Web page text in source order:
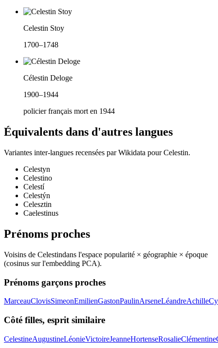
Celestin Stoy
1700–1748
Célestin Deloge
1900–1944
policier français mort en 1944
Équivalents dans d'autres langues
Variantes inter-langues recensées par Wikidata pourCelestin.
Celestyn
Celestino
Celestí
Celestýn
Celesztin
Caelestinus
Prénoms proches
Voisins de Celestindans l'espace popularité × géographie × époque
(cosinus sur l'embedding PCA).
Prénoms garçons proches
MarceauClovisSimeonEmilienGastonPaulinArseneLéandreAchille
Côté filles, esprit similaire
CelestineAugustineLéonieVictoireJeanneHortenseRosalieClémentine